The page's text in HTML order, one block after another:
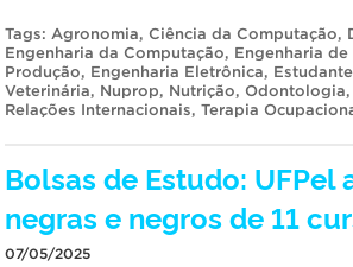
Tags: Agronomia, Ciência da Computação,
Engenharia da Computação, Engenharia
Produção, Engenharia Eletrônica,
Veterinária, Nuprop, Nutrição, Odontologia,
Relações Internacionais, Terapia
Bolsas de Estudo:
negras e negros de 11
07/05/2025